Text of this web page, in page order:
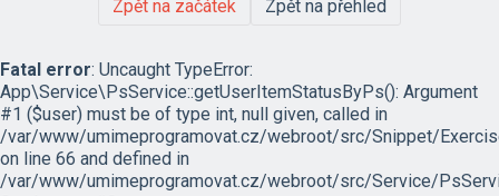
Zpět na začátek Zpět na přehled
Fatal error: Uncaught TypeError:
App\Service\PsService::getUserItemStatusByPs(): Argument
#1 ($user) must be of type int, null given, called in
/var/www/umimeprogramovat.cz/webroot/src/Snippet/
on line 66 and defined in
/var/www/umimeprogramovat.cz/webroot/src/Service/